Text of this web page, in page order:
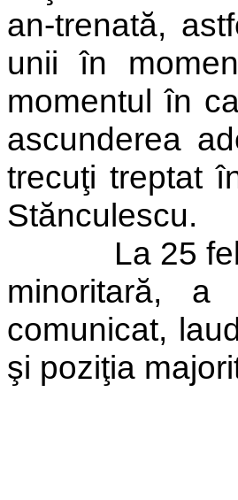
an-trenată,
unii în
momentul în
ascunderea
trecuţi treptat
Stănculescu.
La 25
minoritară,
comunicat,
şi poziţia